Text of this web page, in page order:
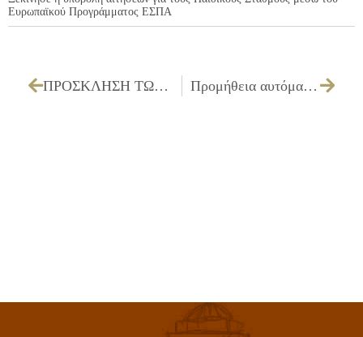
Ευρωπαϊκού Προγράμματος ΕΣΠΑ
ΠΡΟΣΚΛΗΣΗ ΤΩΝ ΜΕΛΩΝ ΤΗΣ ΔΗΜΟΤΙΚΗΣ ΕΠΙΤΡΟΠΗΣ ΓΙΑ ΤΗΝ 12/05/2025 Προμήθεια αυτόματων απινιδωτών και αναλωσίμων για τις αθλητικές εγκατάσταση του Δήμου Ιλίου